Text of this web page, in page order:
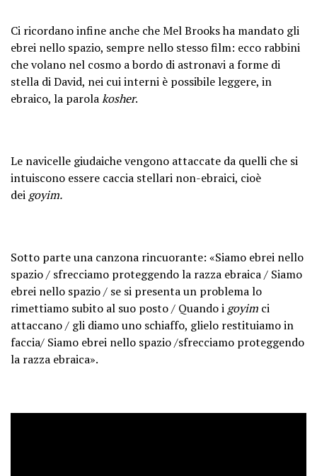
Ci ricordano infine anche che Mel Brooks ha mandato gli
ebrei nello spazio, sempre nello stesso film: ecco rabbini
che volano nel cosmo a bordo di astronavi a forme di
stella di David, nei cui interni è possibile leggere, in
ebraico, la parolakosher.
Le navicelle giudaiche vengono attaccate da quelli che si
intuiscono essere caccia stellari non-ebraici, cioè
dei goyim.
Sotto parte una canzona rincuorante: «Siamo ebrei nello
spazio / sfrecciamo proteggendo la razza ebraica / Siamo
ebrei nello spazio / se si presenta un problema lo
rimettiamo subito al suo posto / Quando i goyim ci
attaccano / gli diamo uno schiaffo, glielo restituiamo in
faccia/ Siamo ebrei nello spazio /sfrecciamo proteggendo
la razza ebraica».